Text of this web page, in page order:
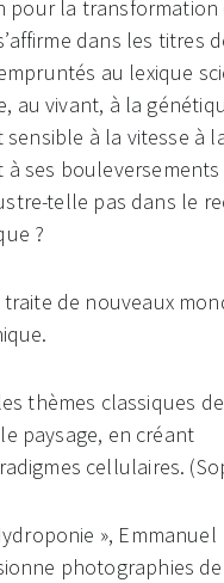
pour la
dans les titres
au lexique
au vivant, à la
à la vitesse à
à ses
telle pas dans le
?
traite de nouveaux
thèmes classiques
paysage, en créant
cellulaires.
», Emmanuel
photographies